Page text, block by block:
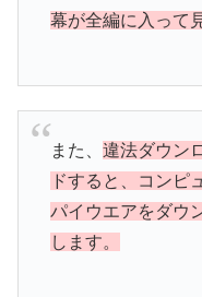
幕が全編に入って
また、 違法ダウン
ドすると、コンピ
パイウエアをダウ
します。